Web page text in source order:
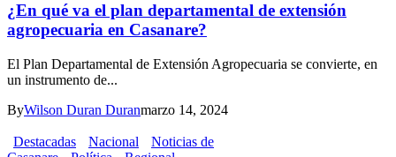
¿En qué va el plan departamental de extensión
agropecuaria en Casanare?
El Plan Departamental de Extensión Agropecuaria se convierte, en
un instrumento de...
ByWilson Duran Duranmarzo 14, 2024
Destacadas Nacional
Noticias de